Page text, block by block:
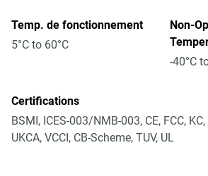
Temp. de fonctionnement
5°C to 60°C
Non-
-40°C
Certifications
BSMI, ICES-003/NMB-003, CE, FCC,
UKCA, VCCI, CB-Scheme, TUV, UL